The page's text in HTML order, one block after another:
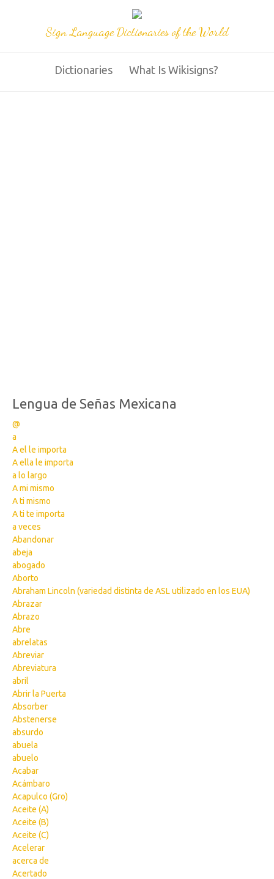
Sign Language Dictionaries of the World
Dictionaries What Is Wikisigns?
Lengua de Señas Mexicana
@
a
A el le importa
A ella le importa
a lo largo
A mi mismo
A ti mismo
A ti te importa
a veces
Abandonar
abeja
abogado
Aborto
Abraham Lincoln (variedad distinta de ASL utilizado en los EUA)
Abrazar
Abrazo
Abre
abrelatas
Abreviar
Abreviatura
abril
Abrir la Puerta
Absorber
Abstenerse
absurdo
abuela
abuelo
Acabar
Acámbaro
Acapulco (Gro)
Aceite (A)
Aceite (B)
Aceite (C)
Acelerar
acerca de
Acertado